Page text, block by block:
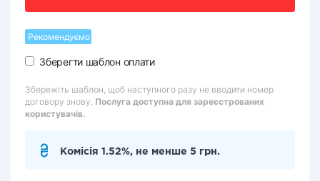
Рекомендуємо
Зберегти шаблон оплати
Збережіть шаблон, щоб наступного разу не вводити номер
договору знову. Послуга доступна для зареєстрованих
користувачів.
Комісія 1.52%, не менше 5 грн.